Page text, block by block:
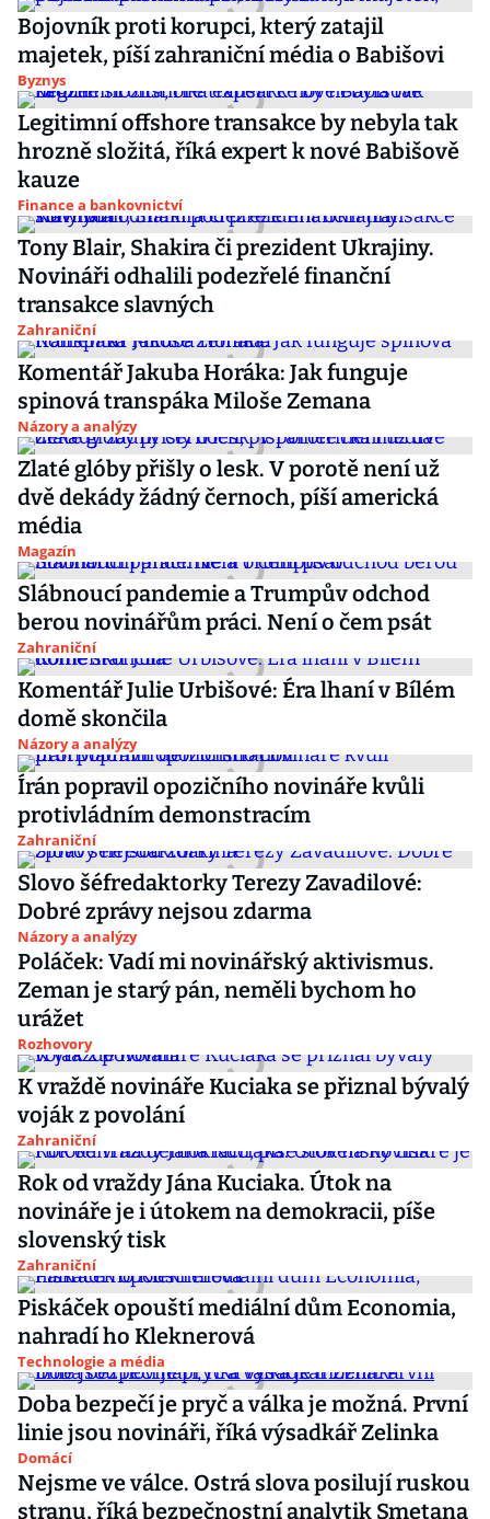
Bojovník proti korupci, který zatajil
majetek, píší zahraniční média o Babišovi
Byznys
Legitimní offshore transakce by nebyla tak
hrozně složitá, říká expert k nové Babišově
kauze
Finance a bankovnictví
Tony Blair, Shakira či prezident Ukrajiny.
Novináři odhalili podezřelé finanční
transakce slavných
Zahraniční
Komentář Jakuba Horáka: Jak funguje
spinová transpáka Miloše Zemana
Názory a analýzy
Zlaté glóby přišly o lesk. V porotě není už
dvě dekády žádný černoch, píší americká
média
Magazín
Slábnoucí pandemie a Trumpův odchod
berou novinářům práci. Není o čem psát
Zahraniční
Komentář Julie Urbišové: Éra lhaní v Bílém
domě skončila
Názory a analýzy
Írán popravil opozičního novináře kvůli
protivládním demonstracím
Zahraniční
Slovo šéfredaktorky Terezy Zavadilové:
Dobré zprávy nejsou zdarma
Názory a analýzy
Poláček: Vadí mi novinářský aktivismus.
Zeman je starý pán, neměli bychom ho
urážet
Rozhovory
K vraždě novináře Kuciaka se přiznal bývalý
voják z povolání
Zahraniční
Rok od vraždy Jána Kuciaka. Útok na
novináře je i útokem na demokracii, píše
slovenský tisk
Zahraniční
Piskáček opouští mediální dům Economia,
nahradí ho Kleknerová
Technologie a média
Doba bezpečí je pryč a válka je možná. První
linie jsou novináři, říká výsadkář Zelinka
Domácí
Nejsme ve válce. Ostrá slova posilují ruskou
stranu, říká bezpečnostní analytik Smetana